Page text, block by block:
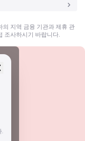
지역 금융 기관과 제휴 관
조사하시기 바랍니다.
.
이선스는 엄격한 규정 준수,
는 자금 분리, 재무 보고 및